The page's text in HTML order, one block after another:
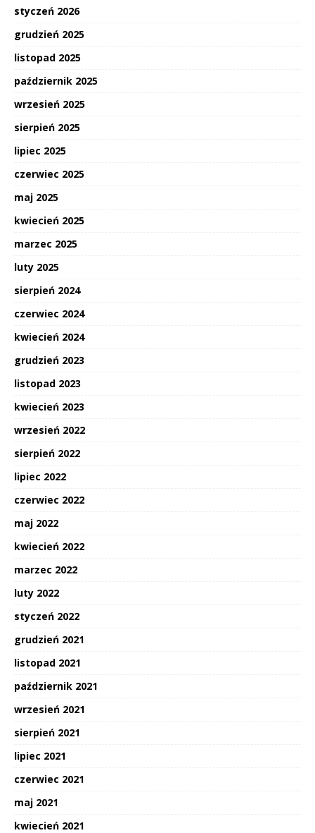
styczeń 2026
grudzień 2025
listopad 2025
październik 2025
wrzesień 2025
sierpień 2025
lipiec 2025
czerwiec 2025
maj 2025
kwiecień 2025
marzec 2025
luty 2025
sierpień 2024
czerwiec 2024
kwiecień 2024
grudzień 2023
listopad 2023
kwiecień 2023
wrzesień 2022
sierpień 2022
lipiec 2022
czerwiec 2022
maj 2022
kwiecień 2022
marzec 2022
luty 2022
styczeń 2022
grudzień 2021
listopad 2021
październik 2021
wrzesień 2021
sierpień 2021
lipiec 2021
czerwiec 2021
maj 2021
kwiecień 2021